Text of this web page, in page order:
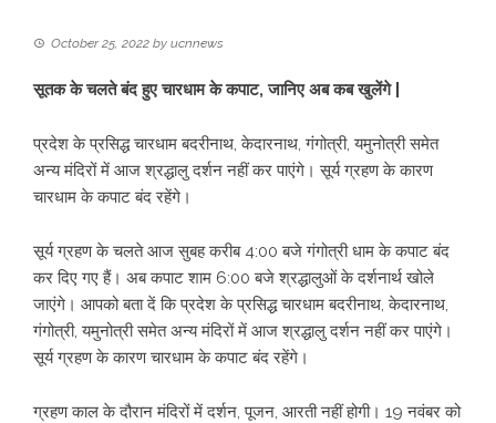
October 25, 2022 by ucnnews
सूतक के चलते बंद हुए चारधाम के कपाट, जानिए अब कब खुलेंगे |
प्रदेश के प्रसिद्ध चारधाम बदरीनाथ, केदारनाथ, गंगोत्री, यमुनोत्री समेत
अन्य मंदिरों में आज श्रद्धालु दर्शन नहीं कर पाएंगे। सूर्य ग्रहण के कारण
चारधाम के कपाट बंद रहेंगे।
सूर्य ग्रहण के चलते आज सुबह करीब 4:00 बजे गंगोत्री धाम के कपाट बंद
कर दिए गए हैं। अब कपाट शाम 6:00 बजे श्रद्धालुओं के दर्शनार्थ खोले
जाएंगे। आपको बता दें कि प्रदेश के प्रसिद्ध चारधाम बदरीनाथ, केदारनाथ,
गंगोत्री, यमुनोत्री समेत अन्य मंदिरों में आज श्रद्धालु दर्शन नहीं कर पाएंगे।
सूर्य ग्रहण के कारण चारधाम के कपाट बंद रहेंगे।
ग्रहण काल के दौरान मंदिरों में दर्शन, पूजन, आरती नहीं होगी। 19 नवंबर को